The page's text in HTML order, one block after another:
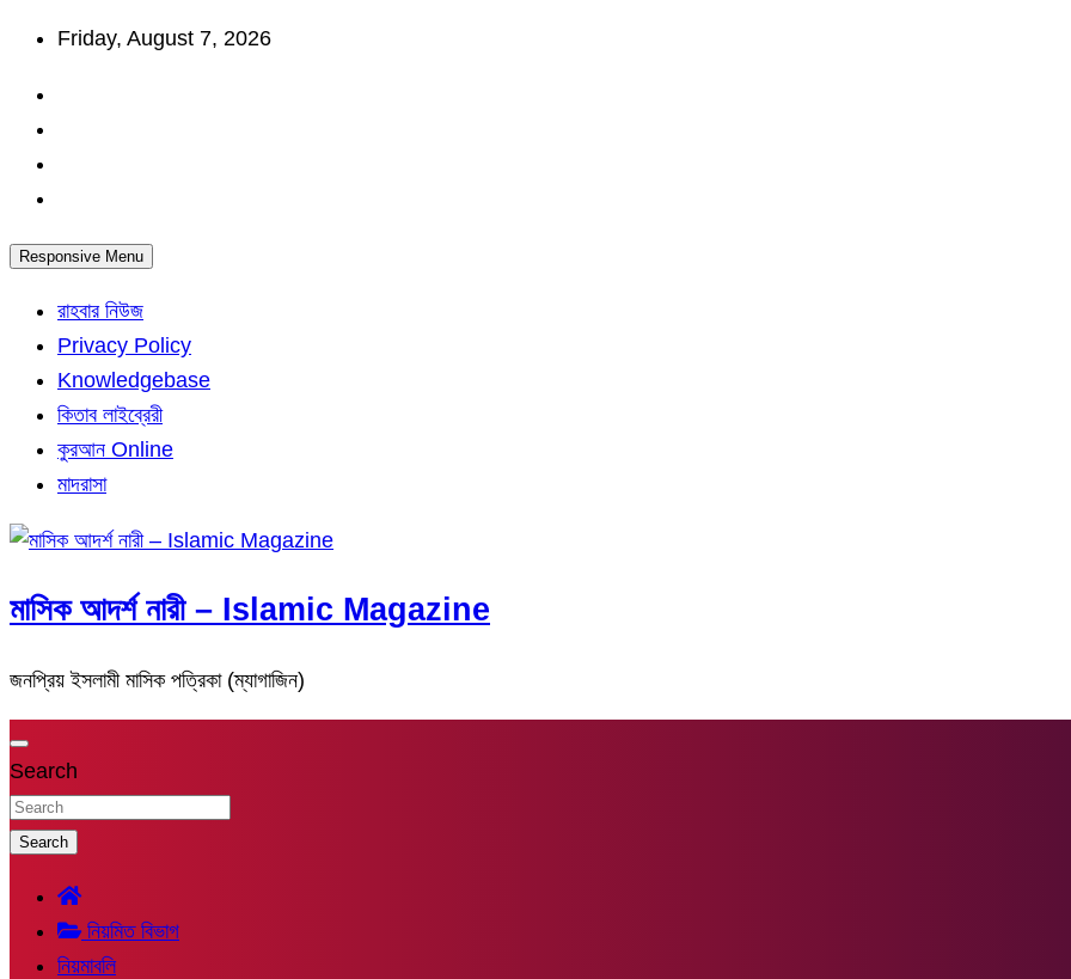
Skip
content
Friday, August 7, 2026
Responsive Menu
রাহবার নিউজ
Privacy Policy
Knowledgebase
কিতাব লাইব্রেরী
কুরআন Online
মাদরাসা
মাসিক আদর্শ নারী – Islamic Magazine
জনপ্রিয় ইসলামী মাসিক পত্রিকা (ম্যাগাজিন)
Search
Search
নিয়মিত বিভাগ
নিয়মাবলি